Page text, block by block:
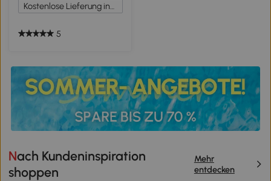
Kostenlose Lieferung innerhalb Deutschlands
5
Nach Kundeninspiration
shoppen
Mehr
entdecken